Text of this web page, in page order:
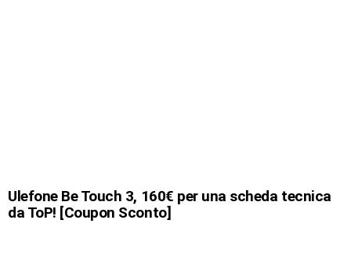
Ulefone Be Touch 3, 160€ per una scheda tecnica
da ToP! [Coupon Sconto]